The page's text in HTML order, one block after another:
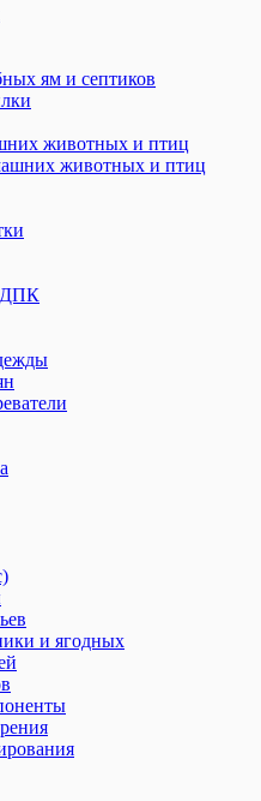
ям и септиков
животных и птиц
животных и птиц
ДПК
и ягодных